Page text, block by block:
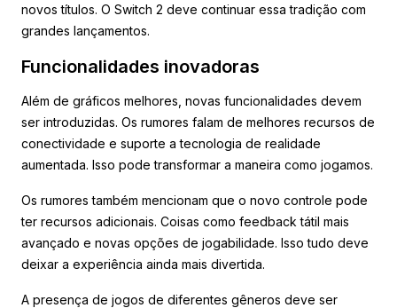
novos títulos. O Switch 2 deve continuar essa tradição com
grandes lançamentos.
Funcionalidades inovadoras
Além de gráficos melhores, novas funcionalidades devem
ser introduzidas. Os rumores falam de melhores recursos de
conectividade e suporte a tecnologia de realidade
aumentada. Isso pode transformar a maneira como jogamos.
Os rumores também mencionam que o novo controle pode
ter recursos adicionais. Coisas como feedback tátil mais
avançado e novas opções de jogabilidade. Isso tudo deve
deixar a experiência ainda mais divertida.
A presença de jogos de diferentes gêneros deve ser